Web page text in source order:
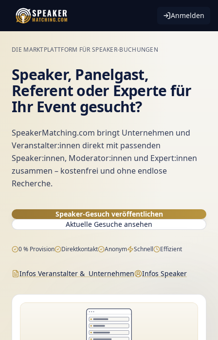
Anmelden
DIE MARKTPLATTFORM FÜR SPEAKER-BUCHUNGEN
Speaker, Panelgast,
Referent oder Experte für
Ihr Event gesucht?
SpeakerMatching.com bringt Unternehmen und
Veranstalter:innen direkt mit passenden
Speaker:innen, Moderator:innen und Expert:innen
zusammen – kostenfrei und ohne endlose
Recherche.
Speaker-Gesuch veröffentlichen
Aktuelle Gesuche ansehen
0 % Provision Direktkontakt Anonym Schnell Effizient
Infos Veranstalter & Unternehmen Infos Speaker